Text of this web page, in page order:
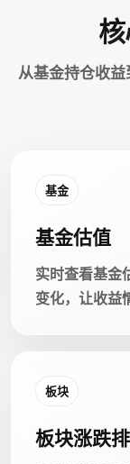
从基金持仓收
基金
基金估值
实时查看基金
变化，让收益
板块
板块涨跌